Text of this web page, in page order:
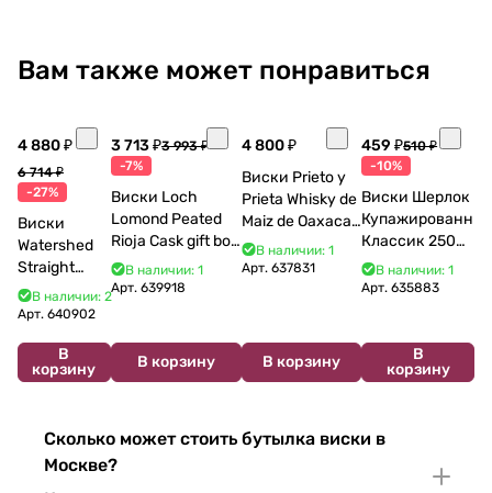
Вам также может понравиться
4 880 ₽
6 714 ₽
-27%
Виски
Watershed
Straight
Bourbon 750
мл
В наличии: 2
Арт. 640902
В
корзину
3 713 ₽3 993 ₽
-7%
Виски Loch
Lomond Peated
Rioja Cask gift box
700 мл 40%
В наличии: 1
Арт. 639918
В корзину
4 800 ₽
Виски Prieto y
Prieta Whisky de
Maiz de Oaxaca
700 мл
В наличии: 1
Арт. 637831
В корзину
459 ₽510 ₽
-10%
Виски Шерлок
Классик 250
млВ наличии: 1
Арт.635883
В
корзину
Сколько может стоить бутылка виски в
Москве?